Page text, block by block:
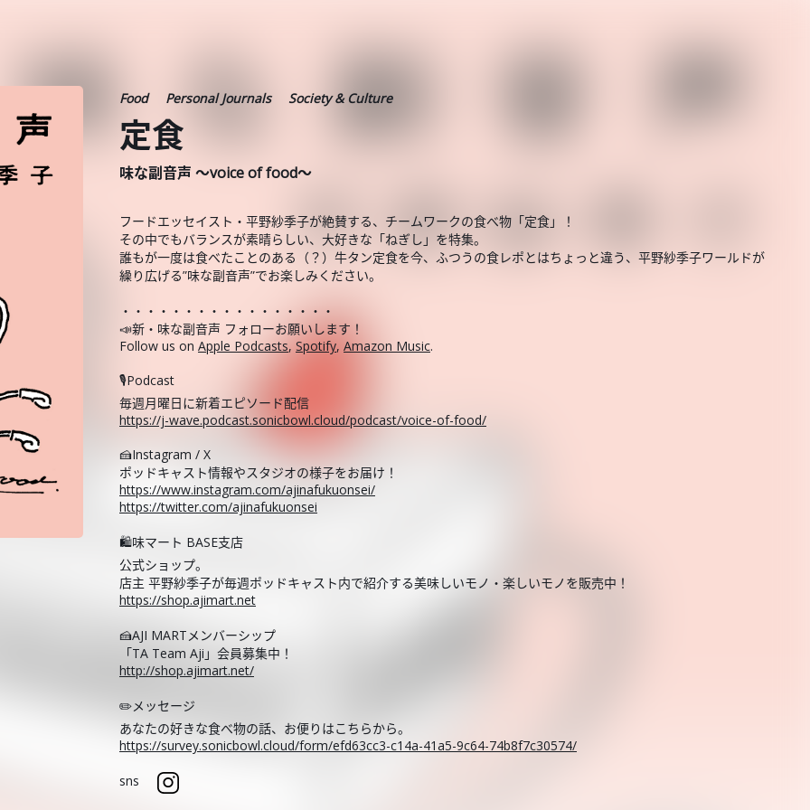
Food Personal Journals Society & Culture
定食
味な副音声 ～voice of food～
フードエッセイスト・平野紗季子が絶賛する、チームワークの食べ物「定食」！
その中でもバランスが素晴らしい、大好きな「ねぎし」を特集。
誰もが一度は食べたことのある（？）牛タン定食を今、ふつうの食レポとはちょっと違う、平野紗季子ワールドが
繰り広げる”味な副音声”でお楽しみください。
・・・・・・・・・・・・・・・・・
📣新・味な副音声 フォローお願いします！
Follow us on Apple Podcasts, Spotify, Amazon Music.
🎙️Podcast
毎週月曜日に新着エピソード配信
https://j-wave.podcast.sonicbowl.cloud/podcast/voice-of-food/
🍰Instagram / X
ポッドキャスト情報やスタジオの様子をお届け！
https://www.instagram.com/ajinafukuonsei/
https://twitter.com/ajinafukuonsei
🛍️味マート BASE支店
公式ショップ。
店主 平野紗季子が毎週ポッドキャスト内で紹介する美味しいモノ・楽しいモノを販売中！
https://shop.ajimart.net
🍰AJI MARTメンバーシップ
「TA Team Aji」会員募集中！
http://shop.ajimart.net/
✏️メッセージ
あなたの好きな食べ物の話、お便りはこちらから。
https://survey.sonicbowl.cloud/form/efd63cc3-c14a-41a5-9c64-74b8f7c30574/
sns